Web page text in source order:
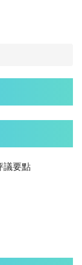
議要點